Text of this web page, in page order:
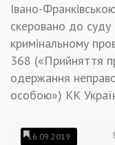
Івано-
скеровано до суду
кримінальному
368 («Прийняття
одержання
особою») КК
16.09.2019